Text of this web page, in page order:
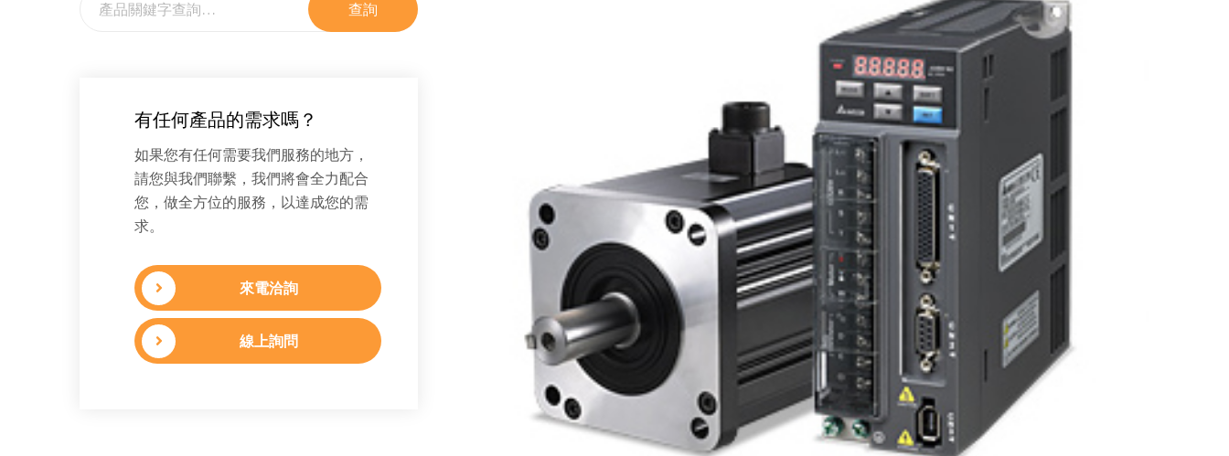
查詢
有任何產品的需求嗎？
如果您有任何需要我們服務的地方，
請您與我們聯繫，我們將會全力配合
您，做全方位的服務，以達成您的需
求。
來電洽詢
線上詢問